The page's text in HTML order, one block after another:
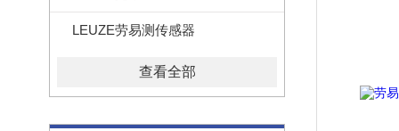
LEUZE劳易测传感器
查看全部